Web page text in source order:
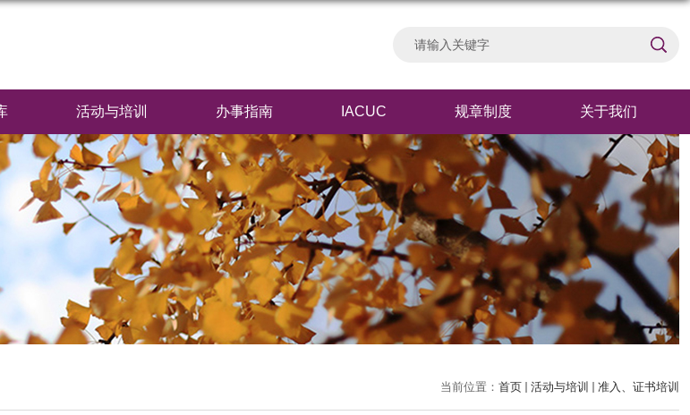
活动与培训 办事指南 IACUC 规章制度 关于我们
当前位置： 首页 活动与培训 准入、证书培训